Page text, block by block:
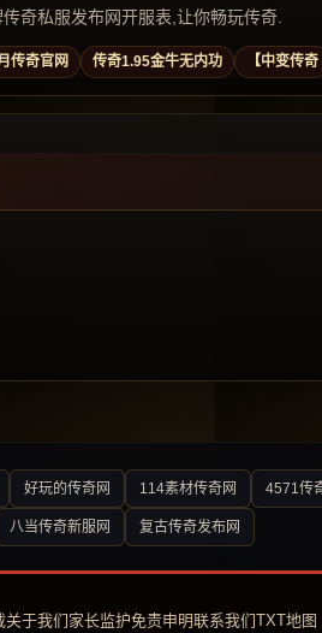
奇私服发布网开服表,让你畅玩传奇.
传奇官网 传奇1.95金牛无内功 【中变传奇
好玩的传奇网 114素材传奇网 4571传
八当传奇新服网 复古传奇发布网
关于我们 家长监护免责申明联系我们TXT地图